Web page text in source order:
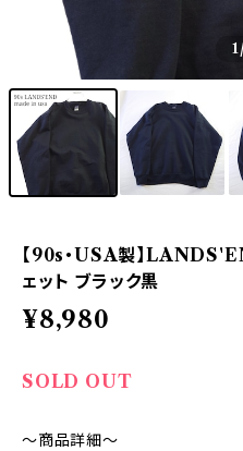
1
【90s・USA製】
ェット ブラック黒
¥8,980
SOLD OUT
～商品詳細～